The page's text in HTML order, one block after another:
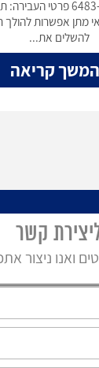
מספר תיק: ת"ד 6483-10-
אי מתן אפשרות
להשלים את...
קריאה
קשר
ואנו ניצור